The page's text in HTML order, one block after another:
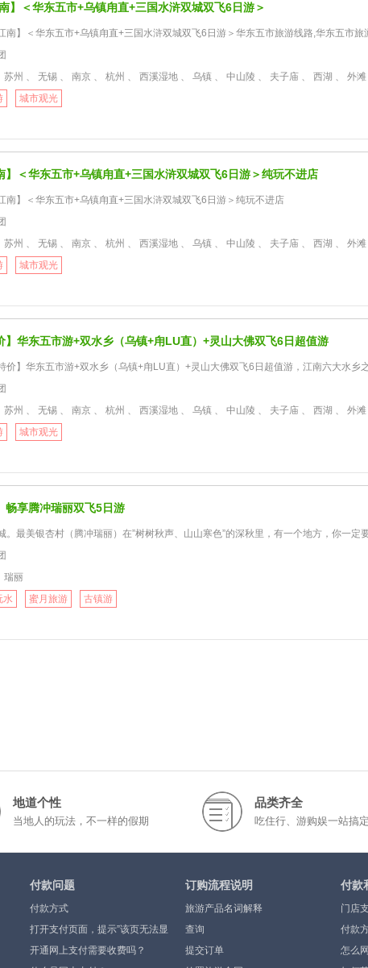
】＜华东五市+乌镇甪直+三国水浒双城双飞6日游＞
南】＜华东五市+乌镇甪直+三国水浒双城双飞6日游＞华东五市旅游线路,华东五市
、 无锡 、 南京 、 杭州 、 西溪湿地 、 乌镇 、 中山陵 、 夫子庙 、 西湖 、 外滩 、 甪直古镇 、 唐寅园 、 金鸡湖 、
城市观光
】＜华东五市+乌镇甪直+三国水浒双城双飞6日游＞纯玩不进店
南】＜华东五市+乌镇甪直+三国水浒双城双飞6日游＞纯玩不进店
、 无锡 、 南京 、 杭州 、 西溪湿地 、 乌镇 、 中山陵 、 夫子庙 、 西湖 、 外滩 、 甪直古镇 、 唐寅园 、 金鸡湖 、
城市观光
】华东五市游+双水乡（乌镇+甪LU直）+灵山大佛双飞6日超值游
价】华东五市游+双水乡（乌镇+甪LU直）+灵山大佛双飞6日超值游，江南六大水乡之
州 、 无锡 、 南京 、 杭州 、 西溪湿地 、 乌镇 、 中山陵 、 夫子庙 、 西湖 、 外滩 、 甪直古镇 、
城市观光
畅享腾冲瑞丽双飞5日游
。最美银杏村（腾冲瑞丽）在”树树秋声、山山寒色”的深秋里，有一个地方，你一定
瑞丽
水 蜜月旅游 古镇游
地道个性
当地人的玩法，不一样的假期
品类齐全
吃住行、游购娱一站搞定
付款问题
付款方式
打开支付页面，提示”该页无法显
示”或空白页，可能是什么原因？
开通网上支付需要收费吗？
订购流程说明
旅游产品名词解释
查询
提交订单
付款
门店
付款
怎么